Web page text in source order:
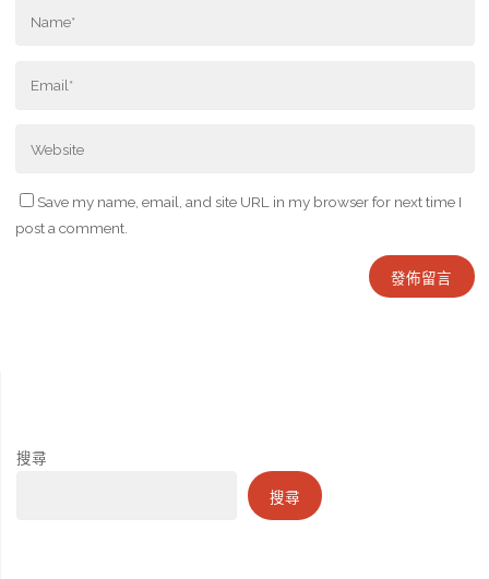
Save my name, email, and site URL in my browser for next time I
post a comment.
搜尋
搜尋